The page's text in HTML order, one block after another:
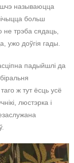
называюцца
больш
не трэба сядаць,
ужо доўгія гады.
падыйшлі да
ж тут ёсць усё
люстэрка і